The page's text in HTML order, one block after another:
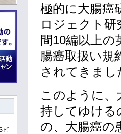
極的に大腸癌
ロジェクト
間10編以上
腸癌取扱い規
されてきまし
このように、
持してゆける
の、大腸癌の
ビ